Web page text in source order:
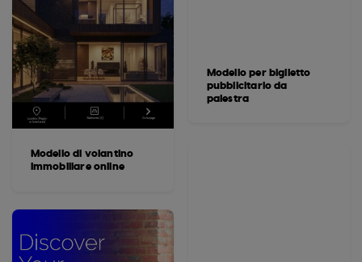
Modello di volantino
immobiliare online
Modello per biglietto
pubblicitario da
palestra